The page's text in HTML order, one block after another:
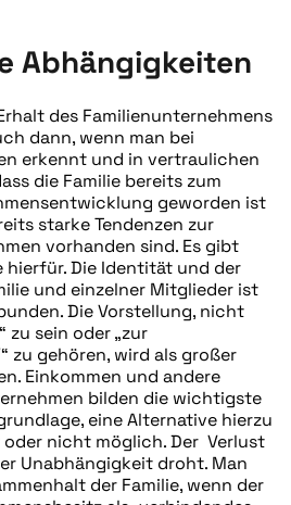
Abhängigkeiten
des Familienunternehmens
dann, wenn man bei
erkennt und in vertraulichen
die Familie bereits zum
geworden ist
starke Tendenzen zur
vorhanden sind. Es gibt
Die Identität und der
und einzelner Mitglieder ist
Die Vorstellung, nicht
zu sein oder „zur
zu gehören, wird als großer
Einkommen und andere
bilden die wichtigste
eine Alternative hierzu
nicht möglich. Der Verlust
Unabhängigkeit droht. Man
der Familie, wenn der